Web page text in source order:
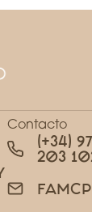
Contacto
(+34)
203